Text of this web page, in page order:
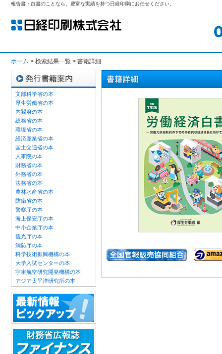
報告書・白書のことなら、豊富な実績を持つ日経印刷にお任せください。
ホーム > 検索結果一覧 > 書籍詳細
文部科学省の本
厚生労働省の本
内閣府の本
総務省の本
環境省の本
経済産業省の本
国土交通省の本
人事院の本
財務省の本
外務省の本
法務省の本
農林水産省の本
防衛省の本
警察庁の本
海上保安庁の本
中小企業庁の本
観光庁の本
消防庁の本
科学技術振興機構の本
大学入試センターの本
宇宙航空研究開発機構の本
アジア太平洋研究所の本